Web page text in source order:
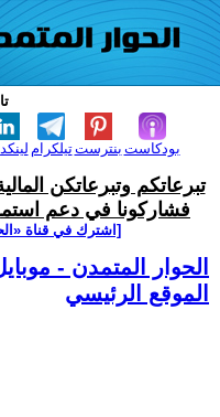
تيلكرامبنترست بودكاست
تبرعاتكم وتبرعاتكن
فشاركونا في دعم
[اشترك في قناة
الحوار المتمدن -
الموقع الرئيسي